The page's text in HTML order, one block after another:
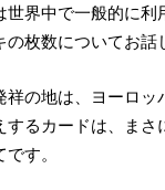
世界中で一般的に利
の枚数についてお話
祥の地は、ヨーロッ
するカードは、まさ
す。